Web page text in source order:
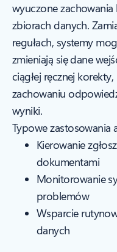
wyuczone
zbiorach danych.
regułach, systemy
zmieniają się dane
ciągłej ręcznej
zachowaniu
wyniki.
Typowe zastosowania
Kierowanie
dokumentami
Monitorowanie
problemów
Wsparcie
danych